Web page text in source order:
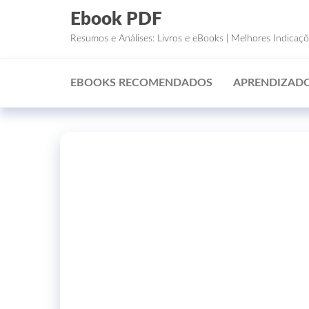
Ebook PDF
Resumos e Análises: Livros e eBooks | Melhores
EBOOKS RECOMENDADOS